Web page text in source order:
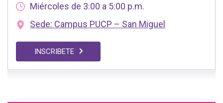
Miércoles de 3:00 a 5:00 p.m.
Sede: Campus PUCP – San Miguel
INSCRIBETE